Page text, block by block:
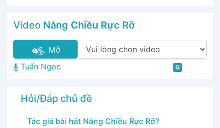
Video Nắng Chiều Rực Rỡ
Mở
Tuấn Ngọc
G
Hỏi/Đáp chủ đề
Tác giả bài hát Nắng Chiều Rực Rỡ?